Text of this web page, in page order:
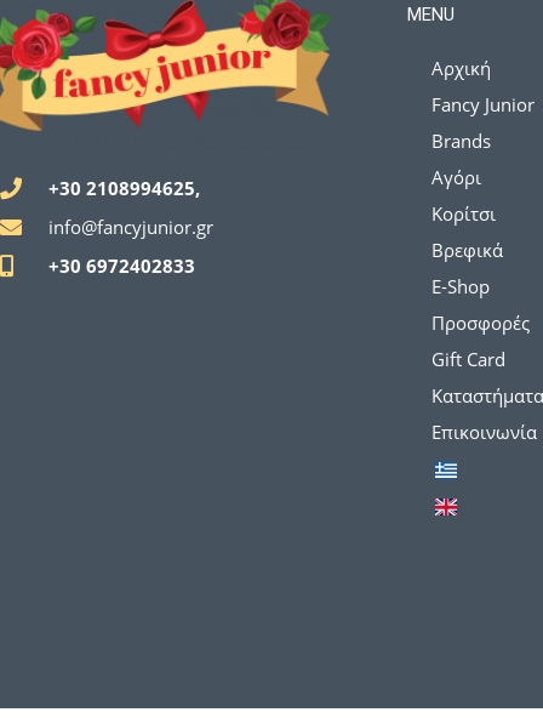
+30 2108994625,
info@fancyjunior.gr
+30 6972402833
MENU
Αρχική
Fancy Junior
Brands
Αγόρι
Κορίτσι
Βρεφικά
E-Shop
Προσφορές
Gift Card
Καταστήματα
Επικοινωνία